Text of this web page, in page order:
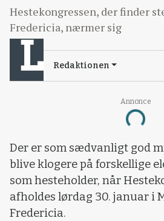
Annonce
Loading...
Hestekongressen, der finder
Fredericia, nærmer sig
Redaktionen
Der er som sædvanligt god
blive klogere på forskellige
som hesteholder, når
afholdes lørdag 30. januar i
Fredericia.